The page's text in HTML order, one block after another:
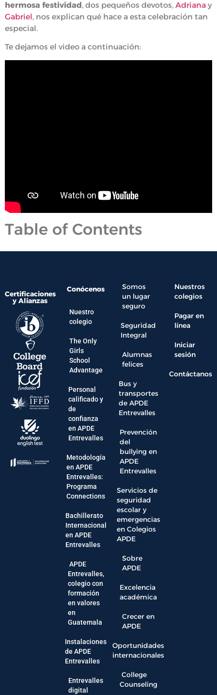
hermosa festividad, dos pequeños devotos, Adriana y
Gabriel, nos explican qué hace a esta celebración tan
especial.
Te dejamos el video a continuación:
Table of Contents
Certificaciones
y Alianzas
Conócenos
Nuestro
colegio
The Only
Girls
School
Advantage
Personal
calificado y
de
confianza
en APDE
Entrevalles
Metodología
en APDE
Entrevalles:
Programa
Connections
Bachillerato
Internacional
en APDE
Entrevalles
APDE
Entrevalles,
colegio con
formación
en valores
en
Guatemala
Instalaciones
de APDE
Entrevalles
Entrevalles
digital
Somos
un lugar
seguro
Seguridad
Integral
Alumnas
felices
Bus y
transportes
de APDE
Entrevalles
Prevención
del
bullying en
APDE
Entrevalles
Servicios de
seguridad
escolar y
emergencias
en Colegios
APDE
Sobre
APDE
Excelencia
académica
Crecer en
APDE
Oportunidades
internacionales
College
Counseling
Nuestros
colegios
Pagar en
línea
Iniciar
sesión
Contáctanos